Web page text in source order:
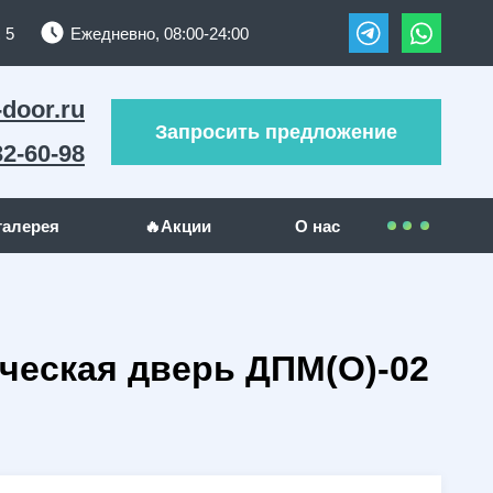
5 Ежедневно, 08:00-24:00
60-98
Запросить предложение
(289) Решетки на окна (24)
Гаражные ворота
🔥Акции О нас
дверь ДПМ(О)-02